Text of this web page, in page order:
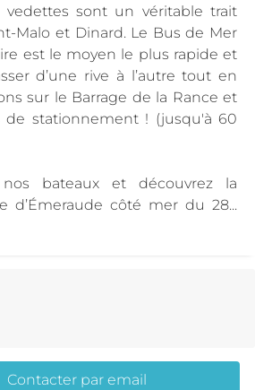
vedettes sont un véritable trait
Malo et Dinard. Le Bus de Mer
est le moyen le plus rapide et
d’une rive à l’autre tout en
sur le Barrage de la Rance et
de stationnement ! (jusqu'à 60
bateaux et découvrez la
d’Émeraude côté mer du 28...
Contacter par email